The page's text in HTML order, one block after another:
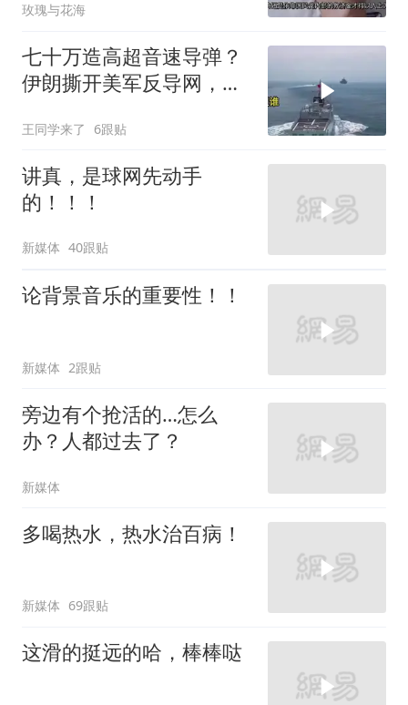
玫瑰与花海
七十万造高超音速导弹？
伊朗撕开美军反导网，炸
王同学来了 6跟贴
讲真，是球网先动手
的！！！
新媒体 40跟贴
论背景音乐的重要性！！
新媒体 2跟贴
旁边有个抢活的…怎么
办？人都过去了？
新媒体
多喝热水，热水治百病！
新媒体 69跟贴
这滑的挺远的哈，棒棒哒